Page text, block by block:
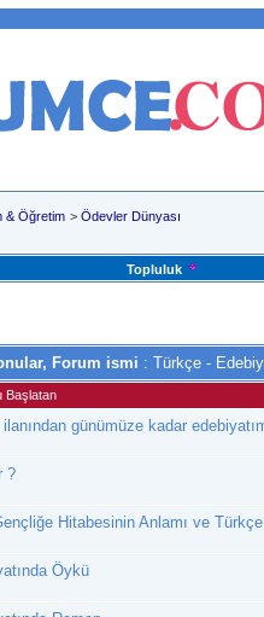
& Öğretim > Ödevler Dünyası
Topluluk
Forum ismi : Türkçe -
Başlatan
günümüze kadar
?
Hitabesinin Anlamı ve Türkçe
Öykü